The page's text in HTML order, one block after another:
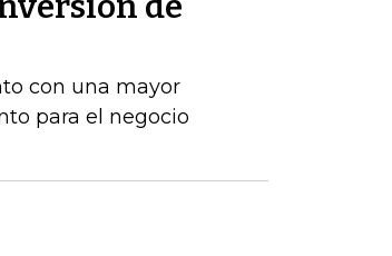
con una mayor
para el negocio